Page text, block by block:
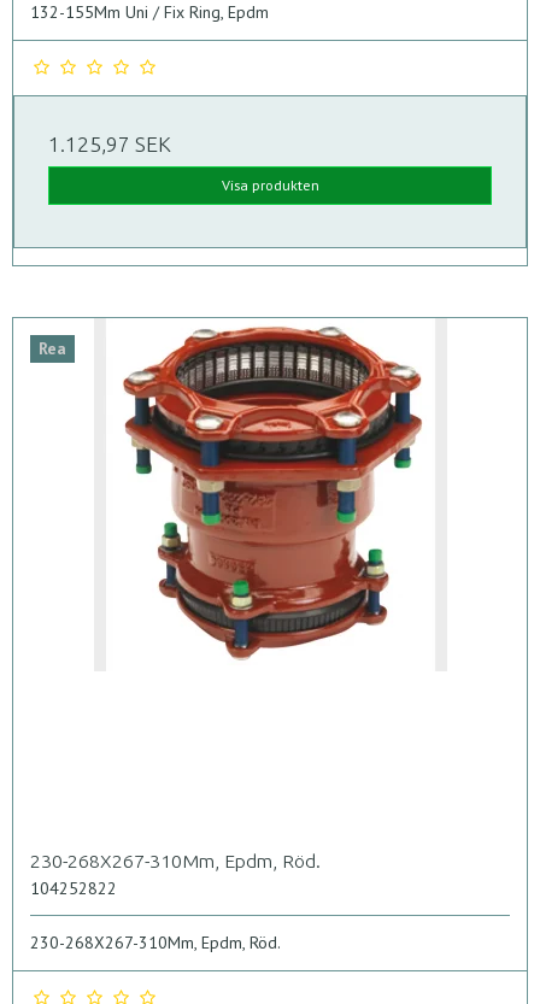
132-155Mm Uni / Fix Ring, Epdm
1.125,97 SEK
Visa produkten
Rea
230-268X267-310Mm, Epdm, Röd.
104252822
230-268X267-310Mm, Epdm, Röd.